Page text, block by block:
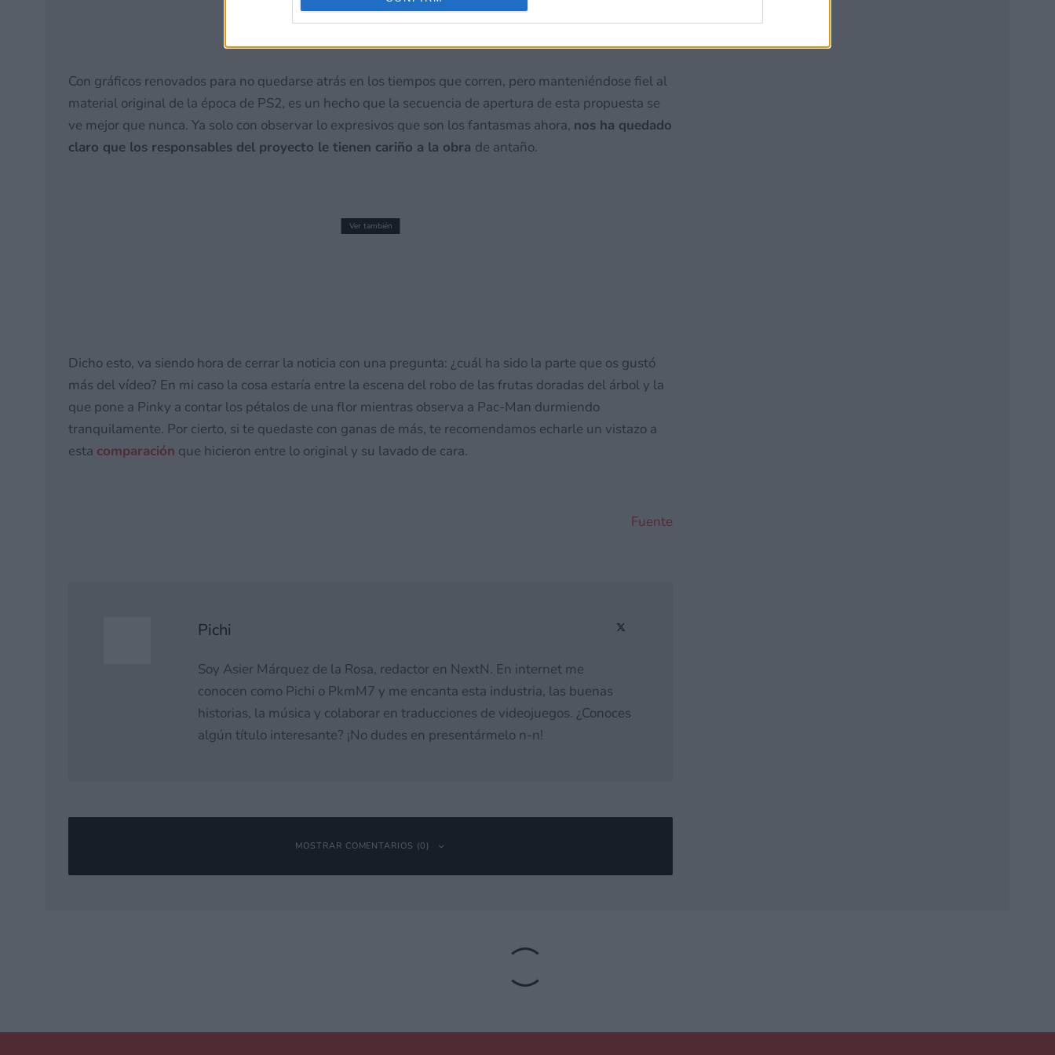
Con gráficos renovados para no quedarse atrás en los tiempos que corren, pero manteniéndose fiel al
material original de la época de PS2, es un hecho que la secuencia de apertura de esta propuesta se
ve mejor que nunca. Ya solo con observar lo expresivos que son los fantasmas ahora, nos ha quedado
claro que los responsables del proyecto le tienen cariño a la obra de antaño.
Ver también
Dicho esto, va siendo hora de cerrar la noticia con una pregunta: ¿cuál ha sido la parte que os gustó
más del vídeo? En mi caso la cosa estaría entre la escena del robo de las frutas doradas del árbol y la
que pone a Pinky a contar los pétalos de una flor mientras observa a Pac-Man durmiendo
tranquilamente. Por cierto, si te quedaste con ganas de más, te recomendamos echarle un vistazo a
esta comparación que hicieron entre lo original y su lavado de cara.
Fuente
Pichi
Soy Asier Márquez de la Rosa, redactor en NextN. En internet me
conocen como Pichi o PkmM7 y me encanta esta industria, las buenas
historias, la música y colaborar en traducciones de videojuegos. ¿Conoces
algún título interesante? ¡No dudes en presentármelo n-n!
MOSTRAR COMENTARIOS (0)